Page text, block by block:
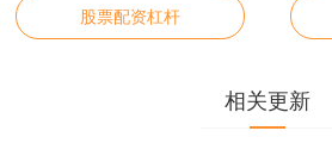
股票配资杠杆
相关更新